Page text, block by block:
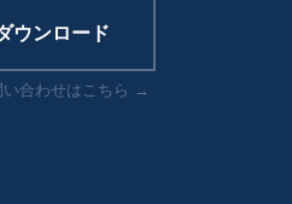
ウンロード
い合わせはこちら →